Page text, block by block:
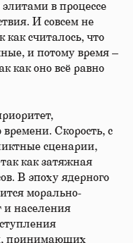
в процессе
И совсем не
считалось, что
и потому время –
как оно всё равно
Скорость, с
сценарии,
как затяжная
В эпоху ядерного
морально-
и населения
принимающих